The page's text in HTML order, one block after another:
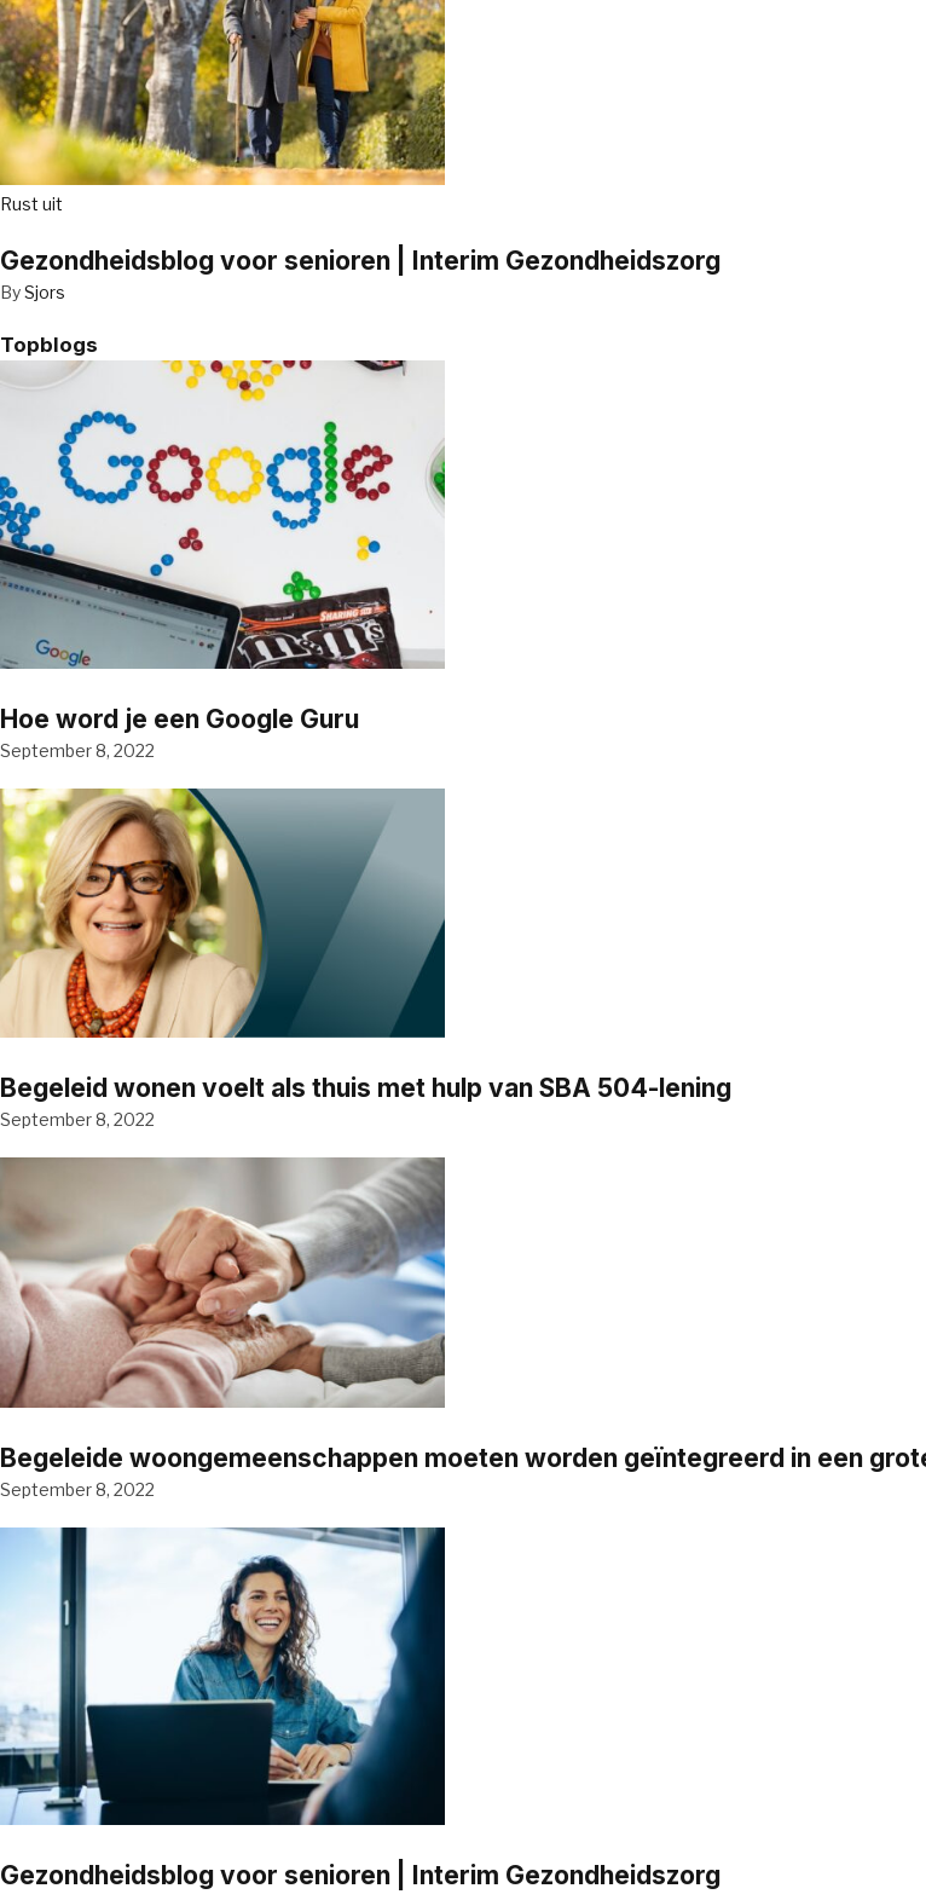
Rust uit
Gezondheidsblog voor senioren | Interim Gezondheidszorg
BySjors
Topblogs
Hoe word je een Google Guru
September 8, 2022
Begeleid wonen voelt als thuis met hulp van SBA 504-lening
September 8, 2022
Begeleide woongemeenschappen moeten worden geïntegreerd in een
September 8, 2022
Gezondheidsblog voor senioren | Interim Gezondheidszorg